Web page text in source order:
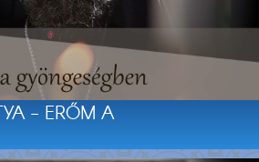
- ERŐM A